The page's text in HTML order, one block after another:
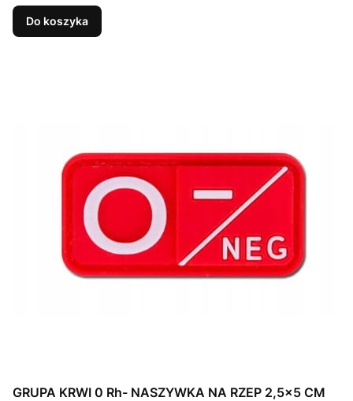
Do koszyka
GRUPA KRWI 0 Rh- NASZYWKA NA RZEP 2,5x5 CM